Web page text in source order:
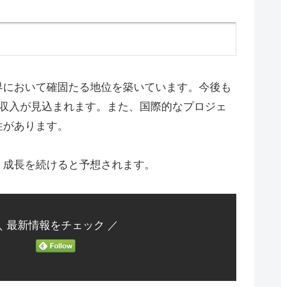
おいて確固たる地位を築いています。今後も
入が見込まれます。また、国際的なプロジェ
あります。
長を続けると予想されます。
最新情報をチェック ／